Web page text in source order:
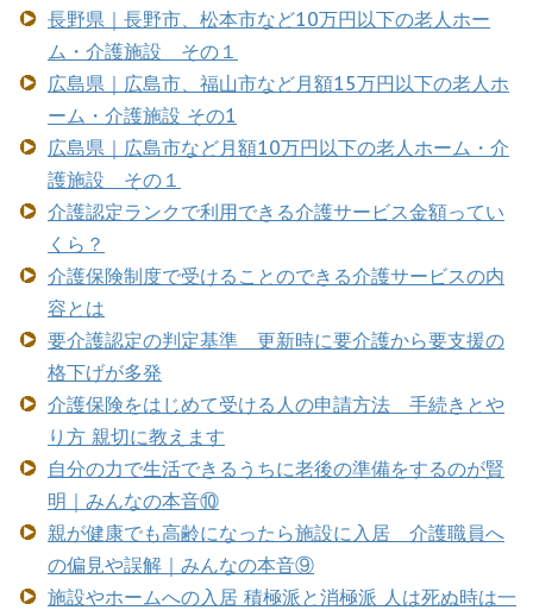
長野県｜長野市、松本市など10万円以下の老人ホー
ム・介護施設 その１
広島県｜広島市、福山市など月額15万円以下の老人ホ
ーム・介護施設 その1
広島県｜広島市など月額10万円以下の老人ホーム・介
護施設 その１
介護認定ランクで利用できる介護サービス金額ってい
くら？
介護保険制度で受けることのできる介護サービスの内
容とは
要介護認定の判定基準 更新時に要介護から要支援の
格下げが多発
介護保険をはじめて受ける人の申請方法 手続きとや
り方 親切に教えます
自分の力で生活できるうちに老後の準備をするのが賢
明｜みんなの本音⑩
親が健康でも高齢になったら施設に入居 介護職員へ
の偏見や誤解｜みんなの本音⑨
施設やホームへの入居 積極派と消極派 人は死ぬ時は一